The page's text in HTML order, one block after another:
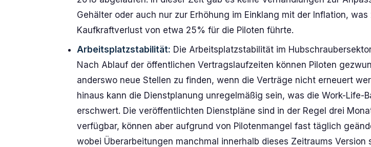
Gehälter oder auch nur zur Erhöhung im Einklang mit der Inflation, was
Kaufkraftverlust von etwa 25% für die Piloten führte.
Arbeitsplatzstabilität: Die Arbeitsplatzstabilität im
Nach Ablauf der öffentlichen Vertragslaufzeiten können Piloten
anderswo neue Stellen zu finden, wenn die Verträge nicht erneuert
hinaus kann die Dienstplanung unregelmäßig sein, was die Work-Life-
erschwert. Die veröffentlichten Dienstpläne sind in der Regel drei
verfügbar, können aber aufgrund von Pilotenmangel fast täglich
wobei Überarbeitungen manchmal innerhalb dieses Zeitraums Version